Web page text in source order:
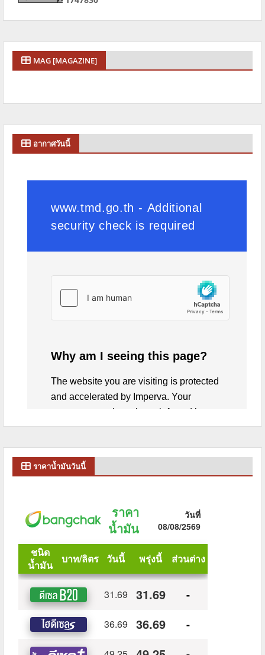
MAG [MAGAZINE]
อากาศวันนี้
ราคาน้ำมันวันนี้